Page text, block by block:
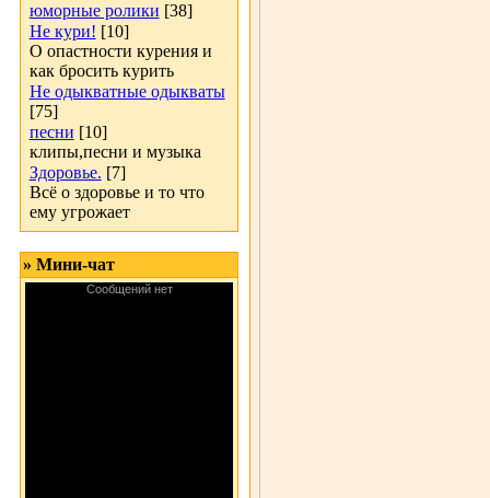
юморные ролики [38]
Не кури! [10]
О опастности курения и
как бросить курить
Не одыкватные одыкваты
[75]
песни [10]
клипы,песни и музыка
Здоровье. [7]
Всё о здоровье и то что
ему угрожает
» Мини-чат